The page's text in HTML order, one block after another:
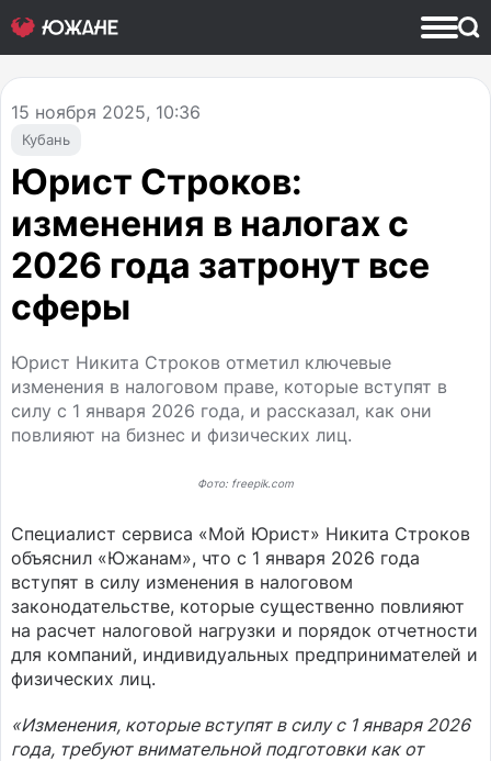
Кубань
15 ноября 2025, 10:36
Юрист Строков:
изменения в налогах с
2026 года затронут все
сферы
Юрист Никита Строков отметил ключевые
изменения в налоговом праве, которые вступят в
силу с 1 января 2026 года, и рассказал, как они
повлияют на бизнес и физических лиц.
Фото: freepik.com
Специалист сервиса «Мой Юрист» Никита Строков
объяснил «Южанам», что с 1 января 2026 года
вступят в силу изменения в налоговом
законодательстве, которые существенно повлияют
на расчет налоговой нагрузки и порядок отчетности
для компаний, индивидуальных предпринимателей и
физических лиц.
«Изменения, которые вступят в силу с 1 января 2026
года, требуют внимательной подготовки как от